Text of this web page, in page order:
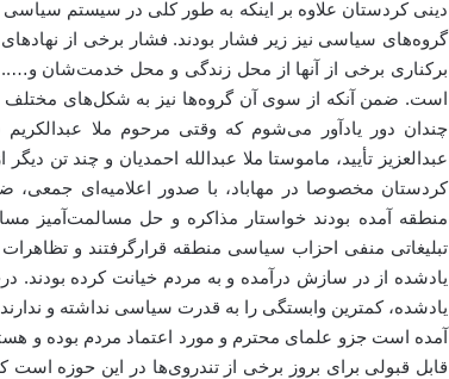
دینی کردستان علاوه بر اینکه به طور کلی در سیستم
گروه‌های سیاسی نیز زیر فشار بودند. فشار برخی از
برکناری برخی از آنها از محل زندگی و محل خدمت‌شان
است. ضمن آنکه از سوی آن گروه‌ها نیز به شکل‌های مختلف
چندان دور یادآور می‌شوم که وقتی مرحوم ملا عبدالکریم
کردستان مخصوصا در مهاباد، با صدور اعلامیه‌ای جمعی،
منطقه آمده بودند خواستار مذاکره و حل مسالمت‌آمیز
تبلیغاتی منفی احزاب سیاسی منطقه قرارگرفتند و تظاهرات
یاد‌شده از در سازش درآمده‌ و به مردم خیانت کرده بودند.
یادشده، کمترین وابستگی را به قدرت سیاسی نداشته و ندارند
آمده است جزو علمای محترم و مورد اعتماد مردم بوده و
قابل قبولی برای بروز برخی از تندروی‌ها در این حوزه